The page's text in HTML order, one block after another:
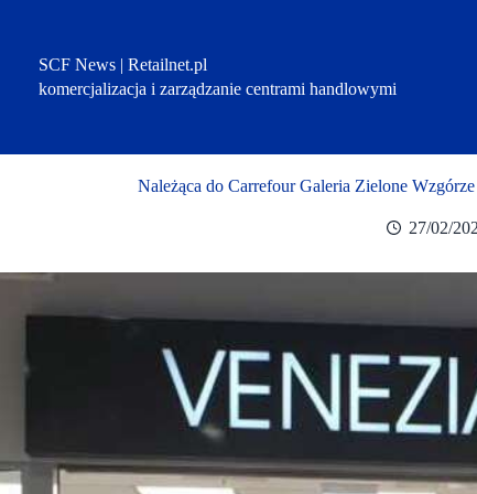
SCF News | Retailnet.pl
komercjalizacja i zarządzanie centrami handlowymi
Należąca do Carrefour Galeria Zielone
27/02/